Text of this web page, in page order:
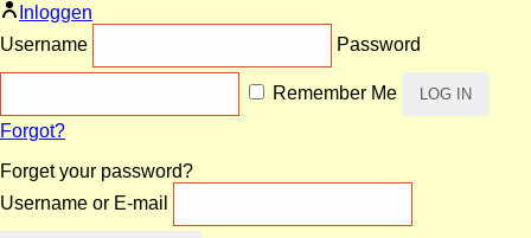
Inloggen
Username
Password
Remember Me
Forgot?
Forget your password?
Username or E-mail